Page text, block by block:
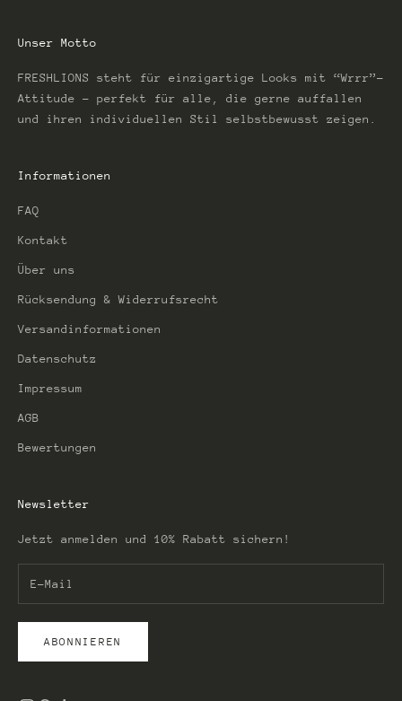
Unser Motto
FRESHLIONS steht für einzigartige Looks mit “Wrrr”-
Attitude – perfekt für alle, die gerne auffallen
und ihren individuellen Stil selbstbewusst zeigen.
Informationen
FAQ
Kontakt
Über uns
Rücksendung & Widerrufsrecht
Versandinformationen
Datenschutz
Impressum
AGB
Bewertungen
Newsletter
Jetzt anmelden und 10% Rabatt sichern!
ABONNIEREN